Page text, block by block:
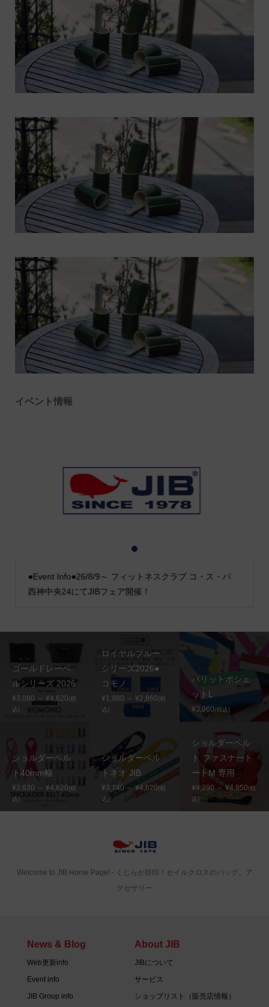
イベント情報
●Event Info●26/8/9～ フィットネスクラブ コ・ス・パ
西神中央24にてJIBフェア開催！
2
ゴールドレーベ
ルシリーズ 2026
¥3,080 ～ ¥4,620(税
込)
ロイヤルブルー
シリーズ2026●
コモノ
¥1,980 ～ ¥2,860(税
込)
バリットポシェ
ットL
¥3,960(税込)
ショルダーベル
ト40mm幅
¥3,630 ～ ¥4,620(税
込)
ショルダーベル
トネオ JIB
¥3,740 ～ ¥4,620(税
込)
ショルダーベル
ト ファスナート
ートM 専用
¥4,290 ～ ¥4,950(税
込)
Welcome to JIB Home Page! ‐ くじらが目印！セイルクロスのバッグ、ア
クセサリー
News & Blog
Web更新info
Event info
JIB Group info
About JIB
JIBについて
サービス
ショップリスト（販売店情報）